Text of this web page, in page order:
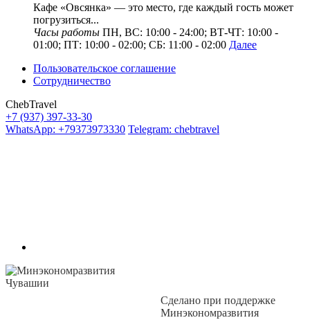
Кафе «Овсянка» — это место, где каждый гость может
погрузиться...
Часы работы ПН, ВС: 10:00 - 24:00; ВТ-ЧТ: 10:00 -
01:00; ПТ: 10:00 - 02:00; СБ: 11:00 - 02:00 Далее
Пользовательское соглашение
Сотрудничество
ChebTravel
+7 (937) 397-33-30
WhatsApp: +79373973330 Telegram: chebtravel
Сделано при поддержке
Минэкономразвития